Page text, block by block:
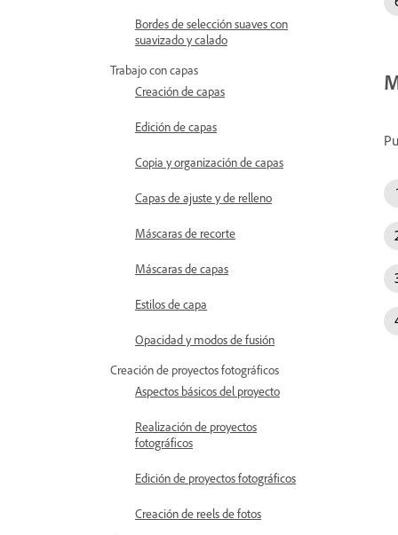
Bordes de selección suaves con
suavizado y calado
Trabajo con capas
Creación de capas
Edición de capas
Copia y organización de capas
Capas de ajuste y de relleno
Máscaras de recorte
Máscaras de capas
Estilos de capa
Opacidad y modos de fusión
Creación de proyectos fotográficos
Aspectos básicos del proyecto
Realización de proyectos
fotográficos
Edición de proyectos fotográficos
Creación de reels de fotos